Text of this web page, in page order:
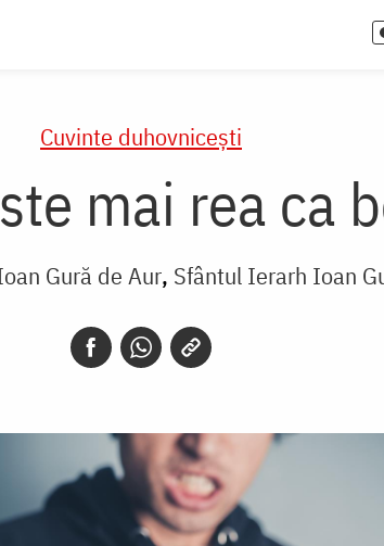
Cuvinte duhovnicești
mai rea ca
Gură de Aur Sfântul Ierarh Ioan